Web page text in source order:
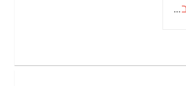
מדביר בבאר שבע | הדברה בבאר שבע | יוגב הדברות